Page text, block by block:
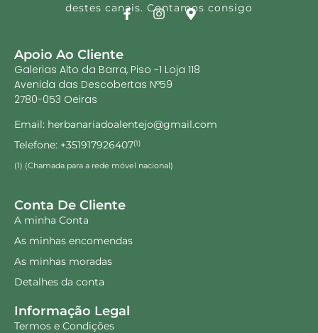
destes canais. Contamos consigo
Apoio Ao Cliente
Galerias Alto da Barra, Piso -1 Loja 118
Avenida das Descobertas Nº59
2780-053 Oeiras
Email: herbanariadoalentejo@gmail.com
Telefone: +351917926407(1)
(1) (Chamada para a rede móvel nacional)
Conta De Cliente
A minha Conta
As minhas encomendas
As minhas moradas
Detalhes da conta
Informação Legal
Termos e Condições